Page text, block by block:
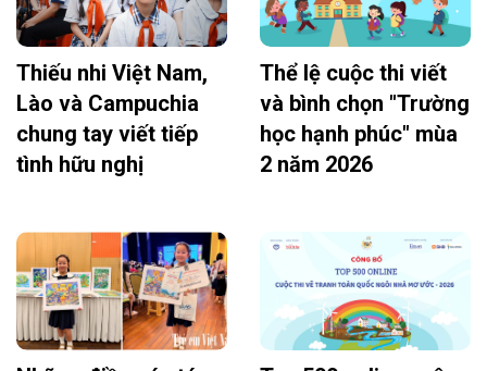
Thiếu nhi Việt Nam,
Lào và Campuchia
chung tay viết tiếp
tình hữu nghị
Thể lệ cuộc thi viết
và bình chọn "Trường
học hạnh phúc" mùa
2 năm 2026